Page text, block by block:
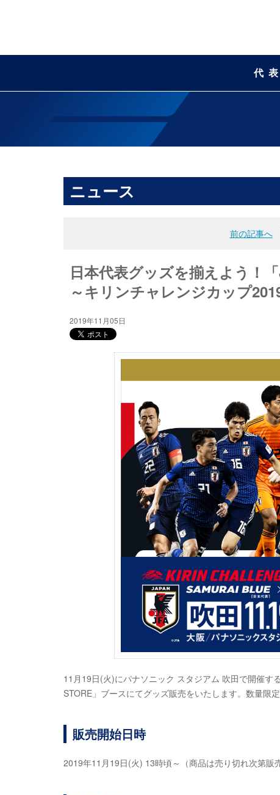
代表
ニュース
前の記事へ│
日本代表グッズを揃えよう！
～キリンチャレンジカップ
2019年11月05日
11月19日(火)にパナソニック スタジアム 吹田で開催
STORE」ブースにてグッズ販売をいたします。数量限
販売開始日時
2019年11月19日(火) 13時頃～（商品は売り切れ次第販